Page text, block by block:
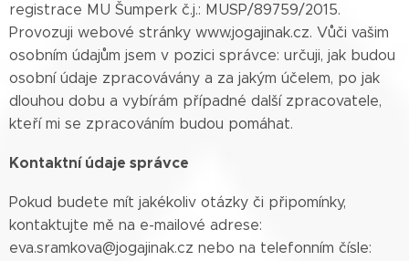
registrace MU Šumperk č.j.: MUSP/89759/2015.
Provozuji webové stránky www.jogajinak.cz. Vůči vašim
osobním údajům jsem v pozici správce: určuji, jak budou
osobní údaje zpracovávány a za jakým účelem, po jak
dlouhou dobu a vybírám případné další zpracovatele,
kteří mi se zpracováním budou pomáhat.
Kontaktní údaje správce
Pokud budete mít jakékoliv otázky či připomínky,
kontaktujte mě na e-mailové adrese:
eva.sramkova@jogajinak.cz nebo na telefonním čísle: